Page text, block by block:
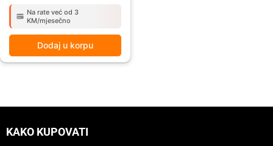
Na rate već od 3
KM/mjesečno
Dodaj u korpu
KAKO KUPOVATI